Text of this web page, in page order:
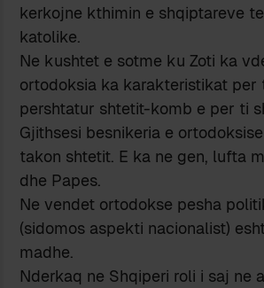
kerkojne kthimin e shqiptareve
katolike.
Ne kushtet e sotme ku Zoti ka
ortodoksia ka karakteristikat per
pershtatur shtetit-komb e per ti
Gjithsesi besnikeria e
takon shtetit. E ka ne gen, lufta
dhe Papes.
Ne vendet ortodokse pesha
(sidomos aspekti nacionalist)
madhe.
Nderkaq ne Shqiperi roli i saj ne